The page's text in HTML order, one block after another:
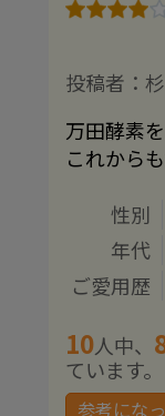
投稿者：
万田酵素
これから
性別
年代
ご愛用歴
10人中、
ています。
参考にな